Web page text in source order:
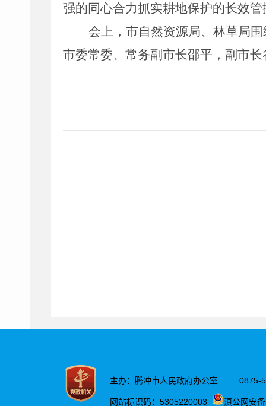
强的同心合力抓实耕地保护的长效管
会上，市自然资源局、林草局
市委常委、常务副市长邵平，副市